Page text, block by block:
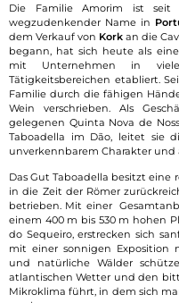
Die Familie Amorim ist
wegzudenkender Name in
dem Verkauf von Kork an die
begann, hat sich heute als
mit Unternehmen in
Tätigkeitsbereichen etabliert.
Familie durch die fähigen
Wein verschrieben. Als
gelegenen Quinta Nova de
Taboadella im Dão, leitet sie
unverkennbarem Charakter
Das Gut Taboadella besitzt eine
in die Zeit der Römer
betrieben. Mit einer
einem 400 m bis 530 m hohen
do Sequeiro, erstrecken sich
mit einer sonnigen Exposition
und natürliche Wälder
atlantischen Wetter und den
Mikroklima führt, in dem sich